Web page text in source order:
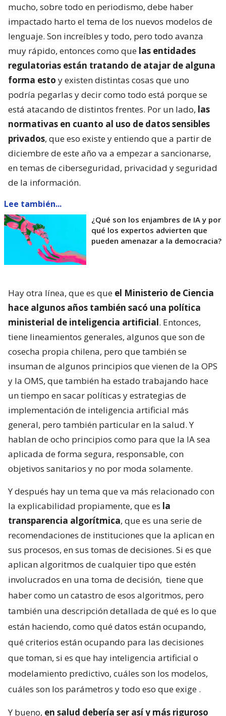
mucho, sobre todo en periodismo, debe haber
impactado harto el tema de los nuevos modelos de
lenguaje. Son increíbles y todo, pero todo avanza
muy rápido, entonces como que las entidades
regulatorias están tratando de atajar de alguna
forma esto y existen distintas cosas que uno
podría pegarlas y decir como todo está porque se
está atacando de distintos frentes. Por un lado, las
normativas en cuanto al uso de datos sensibles
privados, que eso existe y entiendo que a partir de
diciembre de este año va a empezar a sancionarse,
en temas de ciberseguridad, privacidad y seguridad
de la información.
Lee también...
¿Qué son los enjambres de IA y por
qué los expertos advierten que
pueden amenazar a la democracia?
Hay otra línea, que es que el Ministerio de Ciencia
hace algunos años también sacó una política
ministerial de inteligencia artificial. Entonces,
tiene lineamientos generales, algunos que son de
cosecha propia chilena, pero que también se
insuman de algunos principios que vienen de la OPS
y la OMS, que también ha estado trabajando hace
un tiempo en sacar políticas y estrategias de
implementación de inteligencia artificial más
general, pero también particular en la salud. Y
hablan de ocho principios como para que la IA sea
aplicada de forma segura, responsable, con
objetivos sanitarios y no por moda solamente.
Y después hay un tema que va más relacionado con
la explicabilidad propiamente, que es la
transparencia algorítmica, que es una serie de
recomendaciones de instituciones que la aplican en
sus procesos, en sus tomas de decisiones. Si es que
aplican algoritmos de cualquier tipo que estén
involucrados en una toma de decisión, tiene que
haber como un catastro de esos algoritmos, pero
también una descripción detallada de qué es lo que
están haciendo, como qué datos están ocupando,
qué criterios están ocupando para las decisiones
que toman, si es que hay inteligencia artificial o
modelamiento predictivo, cuáles son los modelos,
cuáles son los parámetros y todo eso que exige .
Y bueno, en salud debería ser así y más riguroso